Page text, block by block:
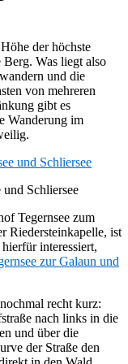
der höchste
Berg. Was liegt also
und die
von mehreren
gibt es
Wanderung im
Schliersee
Tegernsee zum
Riedersteinkapelle, ist
interessiert,
zur Galaun und
recht kurz:
nach links in die
und über die
der Straße den